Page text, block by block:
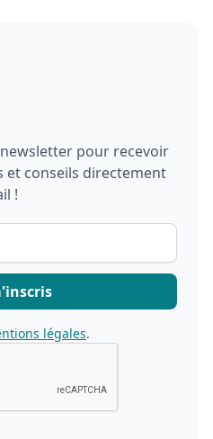
pour recevoir
et conseils directement
!
légales.